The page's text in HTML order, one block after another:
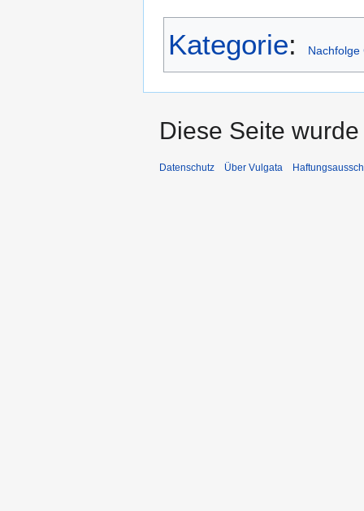
Kategorie: Nachfolge
Diese Seite
Datenschutz Über Vulgata